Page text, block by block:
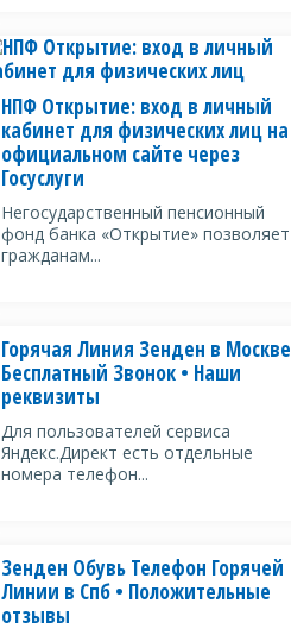
НПФ Открытие: вход в личный
кабинет для физических лиц на
официальном сайте через
Госуслуги
Негосударственный пенсионный
фонд банка «Открытие» позволяет
гражданам...
Горячая Линия Зенден в Москве
Бесплатный Звонок • Наши
реквизиты
Для пользователей сервиса
Яндекс.Директ есть отдельные
номера телефон...
Зенден Обувь Телефон Горячей
Линии в Спб • Положительные
отзывы